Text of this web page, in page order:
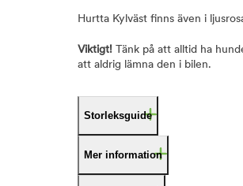
Hurtta Kylväst finns även i
Viktigt! Tänk på att alltid ha
att aldrig lämna den i bilen.
Storleksguide
Mer information